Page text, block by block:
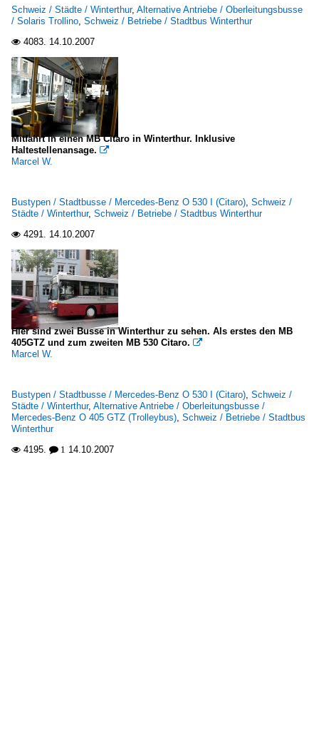
Schweiz / Städte / Winterthur, Alternative Antriebe / Oberleitungsbusse
/ Solaris Trollino, Schweiz / Betriebe / Stadtbus Winterthur
 4083. 14.10.2007
Mitfahrt in einen MB Citaro in Winterthur. Inklusive
Haltestellenansage. 
Marcel W.
Bustypen / Stadtbusse / Mercedes-Benz O 530 I (Citaro), Schweiz /
Städte / Winterthur, Schweiz / Betriebe / Stadtbus Winterthur
 4291. 14.10.2007
Hier sind zwei Busse in Winterthur zu sehen. Als erstes den MB
405GTZ und zum zweiten MB 530 Citaro. 
Marcel W.
Bustypen / Stadtbusse / Mercedes-Benz O 530 I (Citaro), Schweiz /
Städte / Winterthur, Alternative Antriebe / Oberleitungsbusse /
Mercedes-Benz O 405 GTZ (Trolleybus), Schweiz / Betriebe / Stadtbus
Winterthur
 4195.  1 14.10.2007